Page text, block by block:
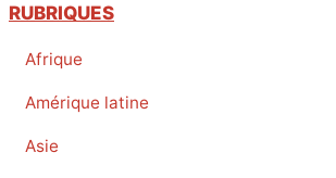
RUBRIQUES
Afrique
Amérique latine
Asie